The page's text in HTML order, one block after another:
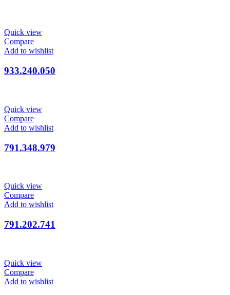
Quick view
Compare
Add to wishlist
933.240.050
Quick view
Compare
Add to wishlist
791.348.979
Quick view
Compare
Add to wishlist
791.202.741
Quick view
Compare
Add to wishlist